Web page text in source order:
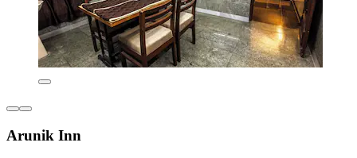
Arunik Inn